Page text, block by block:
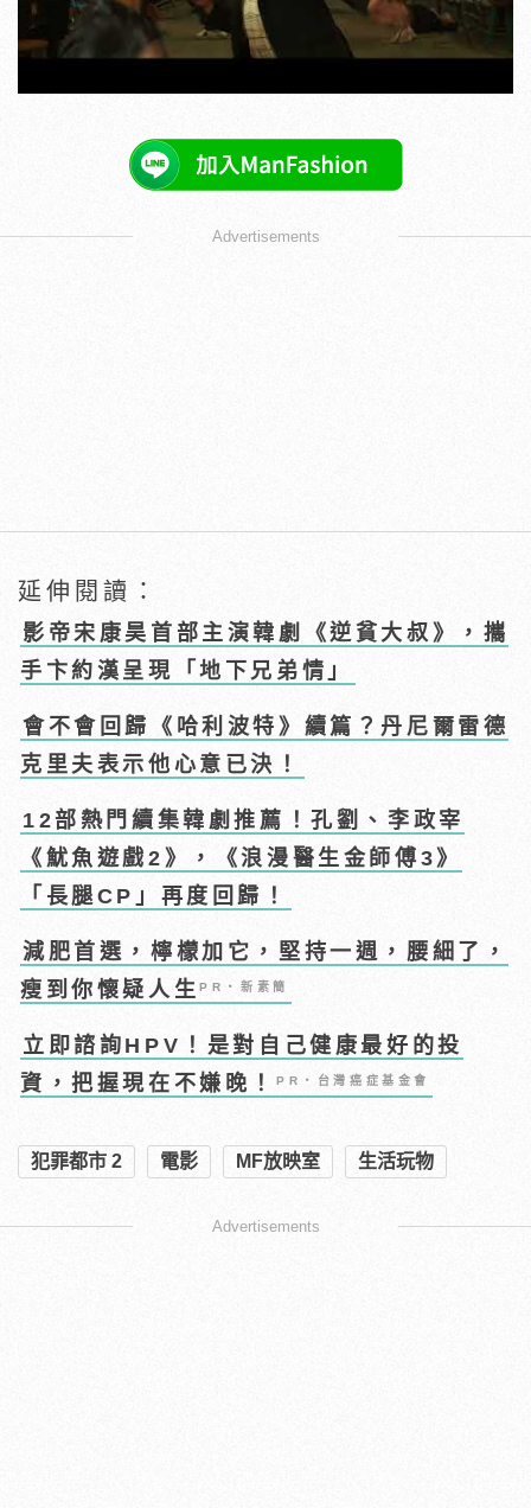
Advertisements
延伸閱讀：
影帝宋康昊首部主演韓劇《逆貧大叔》，攜
手卞約漢呈現「地下兄弟情」
會不會回歸《哈利波特》續篇？丹尼爾雷德
克里夫表示他心意已決！
12部熱門續集韓劇推薦！孔劉、李政宰
《魷魚遊戲2》，《浪漫醫生金師傅3》
「長腿CP」再度回歸！
減肥首選，檸檬加它，堅持一週，腰細了，
瘦到你懷疑人生PR・新素簡
立即諮詢HPV！是對自己健康最好的投
資，把握現在不嫌晚！PR・台灣癌症基金會
犯罪都市 2 電影 MF放映室 生活玩物
Advertisements